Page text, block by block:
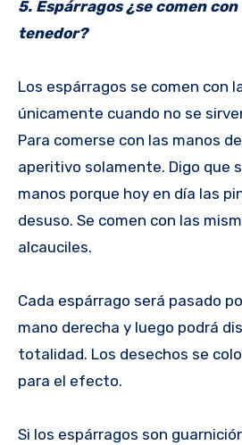
5. Espárragos ¿se comen con
tenedor?
Los espárragos se comen con
únicamente cuando no se
Para comerse con las manos
aperitivo solamente. Digo que
manos porque hoy en día las
desuso. Se comen con las
alcauciles.
Cada espárrago será pasado
mano derecha y luego podrá
totalidad. Los desechos se
para el efecto.
Si los espárragos son